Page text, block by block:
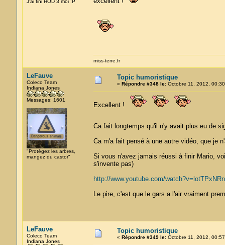
J'ai fini HOD 3 moi :P
miss-terre.fr
LeFauve
Coleco Team
Indiana Jones
Messages: 1601
"Protégez les arbres,
mangez du castor"
Topic humoristique
« Répondre #348 le:Octobre 11, 2012,
Excellent !
Ca fait longtemps qu'il n'y avait plus eu de
Ca m'a fait pensé à une autre vidéo, que je
Si vous n'avez jamais réussi à finir Mario,
s'invente pas)
http://www.youtube.com/
Le pire, c'est que le gars a l'air vraiment
LeFauve
Coleco Team
Indiana Jones
Topic humoristique
« Répondre #349 le:Octobre 11, 2012,